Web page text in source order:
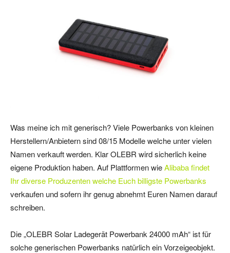
Was meine ich mit generisch? Viele Powerbanks von kleinen
Herstellern/Anbietern sind 08/15 Modelle welche unter vielen
Namen verkauft werden. Klar OLEBR wird sicherlich keine
eigene Produktion haben. Auf Plattformen wieAlibaba findet
Ihr diverse Produzenten welche Euch billigste Powerbanks
verkaufen und sofern ihr genug abnehmt Euren Namen darauf
schreiben.
Die „OLEBR Solar Ladegerät Powerbank 24000 mAh“ ist für
solche generischen Powerbanks natürlich ein Vorzeigeobjekt.